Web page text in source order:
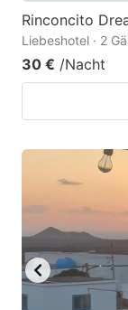
Rinconcito
Liebeshotel · 2
30 € /Nacht